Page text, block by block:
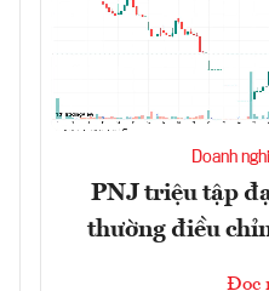
Doanh
PNJ triệu tập
thường điều
Đọc